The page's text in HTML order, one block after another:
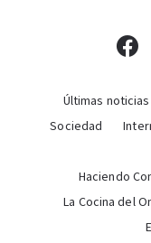
Últimas noticias
Sociedad
Haciendo
La Cocina del